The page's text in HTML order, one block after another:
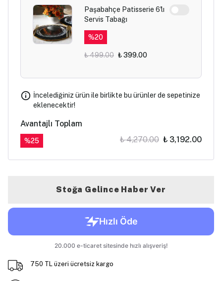
Paşabahçe Patisserie 6'lı
Servis Tabağı
%20
₺ 499.00 ₺ 399.00
İncelediğiniz ürün ile birlikte bu ürünler de sepetinize
eklenecektir!
Avantajlı Toplam
%25 ₺ 4,270.00 ₺ 3,192.00
Stoğa Gelince Haber Ver
750 TL üzeri ücretsiz kargo